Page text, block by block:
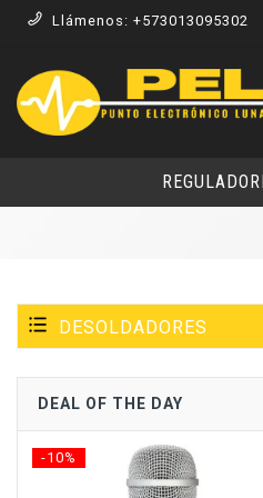
Llámenos: +573013095302
DESOLDADORES
DEAL OF THE DAY
-10%